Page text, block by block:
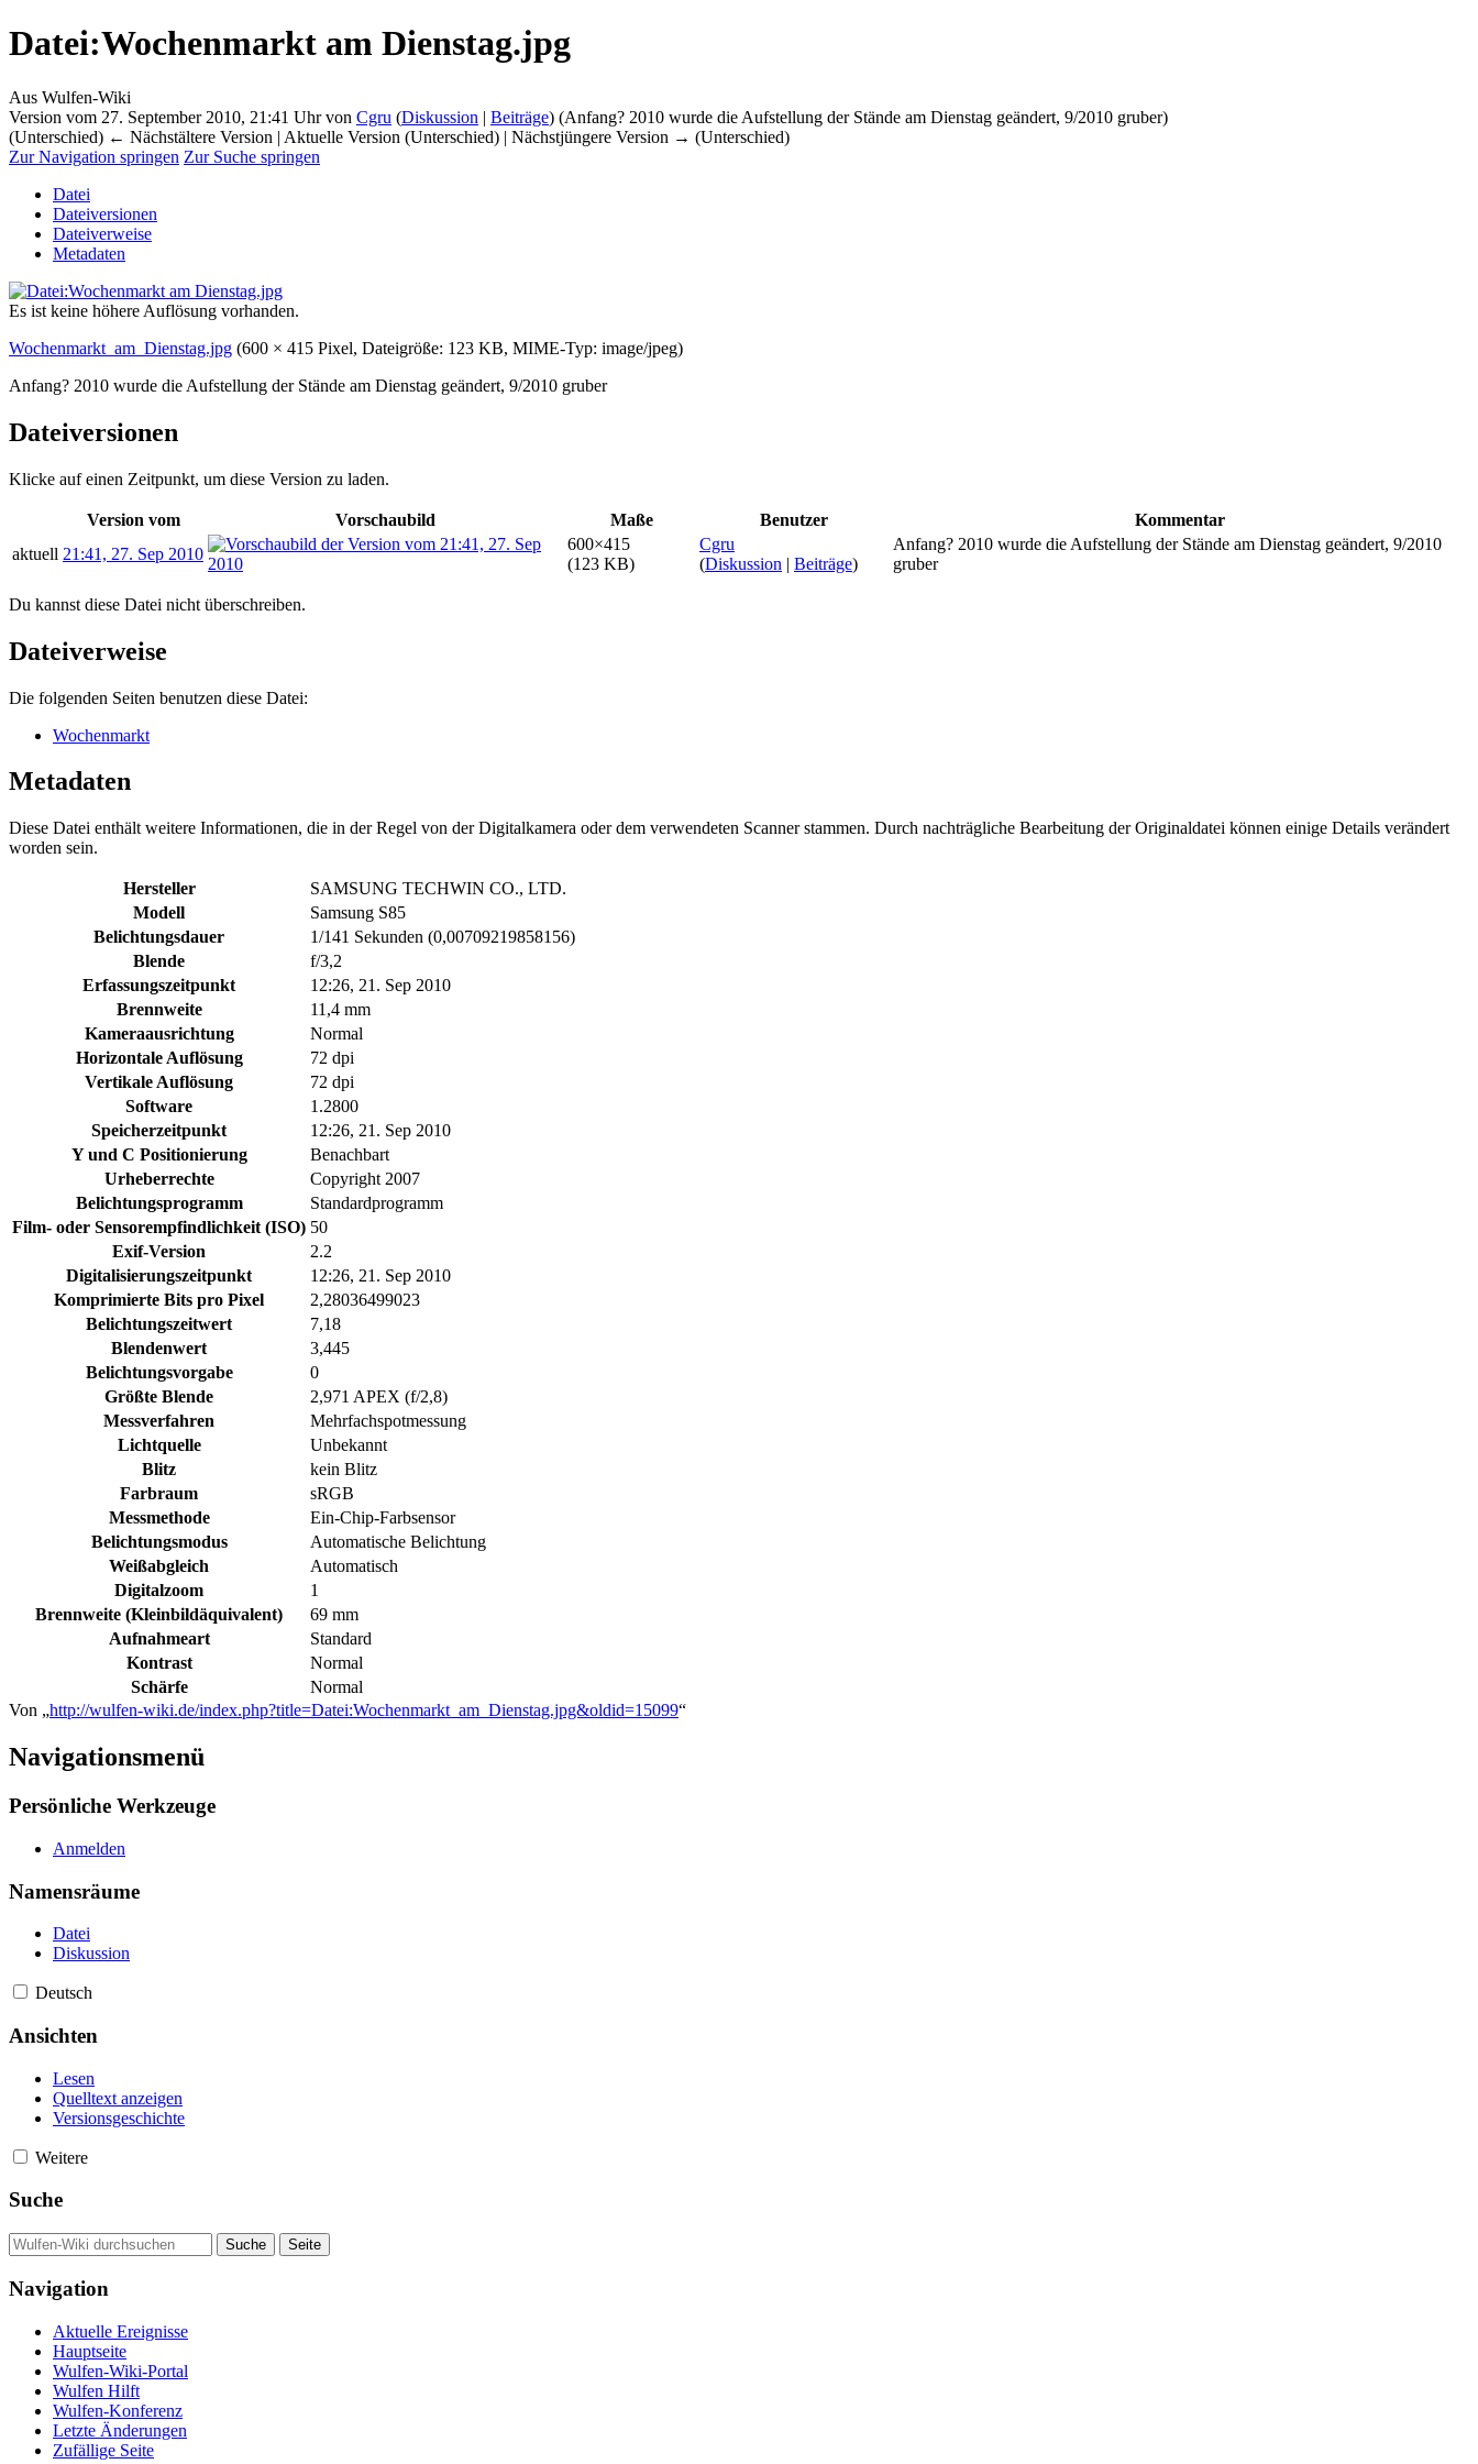
Datei:Wochenmarkt am Dienstag.jpg
Aus Wulfen-Wiki
Version vom 27. September 2010, 21:41 Uhr von Cgru (Diskussion | Beiträge) (Anfang? 2010 wurde die Aufstellung der Stände am Dienstag geändert, 9/2010 gruber)
(Unterschied) ← Nächstältere Version | Aktuelle Version (Unterschied) | Nächstjüngere Version → (Unterschied)
Zur Navigation springen Zur Suche springen
Datei
Dateiversionen
Dateiverweise
Metadaten
Es ist keine höhere Auflösung vorhanden.
Wochenmarkt_am_Dienstag.jpg (600 × 415 Pixel, Dateigröße: 123 KB, MIME-Typ: image/jpeg)
Anfang? 2010 wurde die Aufstellung der Stände am Dienstag geändert, 9/2010 gruber
Dateiversionen
Klicke auf einen Zeitpunkt, um diese Version zu laden.
Version vom Vorschaubild Maße Benutzer
Kommentar
aktuell 21:41, 27. Sep 2010
600×415
(123 KB)
Cgru
(Diskussion | Beiträge)
Anfang? 2010 wurde die Aufstellung der Stände am Dienstag geändert, 9/2010
gruber
Du kannst diese Datei nicht überschreiben.
Dateiverweise
Die folgenden Seiten benutzen diese Datei:
Wochenmarkt
Metadaten
Diese Datei enthält weitere Informationen, die in der Regel von der Digitalkamera oder dem verwendeten Scanner stammen. Durch nachträgliche Bearbeitung der Originaldatei können einige Details verändert
worden sein.
Hersteller
SAMSUNG TECHWIN CO., LTD.
Modell
Samsung S85
Belichtungsdauer
1/141 Sekunden (0,00709219858156)
Blende
f/3,2
Erfassungszeitpunkt
12:26, 21. Sep 2010
Brennweite
11,4 mm
Kameraausrichtung
Normal
Horizontale Auflösung
72 dpi
Vertikale Auflösung
72 dpi
Software
1.2800
Speicherzeitpunkt
12:26, 21. Sep 2010
Y und C Positionierung
Benachbart
Urheberrechte
Copyright 2007
Belichtungsprogramm
Standardprogramm
Film- oder Sensorempfindlichkeit (ISO) 50
Exif-Version
2.2
Digitalisierungszeitpunkt
12:26, 21. Sep 2010
Komprimierte Bits pro Pixel
2,28036499023
Belichtungszeitwert
7,18
Blendenwert
3,445
Belichtungsvorgabe
0
Größte Blende
2,971 APEX (f/2,8)
Messverfahren
Mehrfachspotmessung
Lichtquelle
Unbekannt
Blitz
kein Blitz
Farbraum
sRGB
Messmethode
Ein-Chip-Farbsensor
Belichtungsmodus
Automatische Belichtung
Weißabgleich
Automatisch
Digitalzoom
1
Brennweite (Kleinbildäquivalent)
69 mm
Aufnahmeart
Standard
Kontrast
Normal
Schärfe
Normal
Von „http://wulfen-wiki.de/index.php?title=Datei:Wochenmarkt_am_Dienstag.jpg&oldid=15099“
Navigationsmenü
Persönliche Werkzeuge
Anmelden
Namensräume
Datei
Diskussion
Deutsch
Ansichten
Lesen
Quelltext anzeigen
Versionsgeschichte
Weitere
Suche
Navigation
Aktuelle Ereignisse
Hauptseite
Wulfen-Wiki-Portal
Wulfen Hilft
Wulfen-Konferenz
Letzte Änderungen
Zufällige Seite